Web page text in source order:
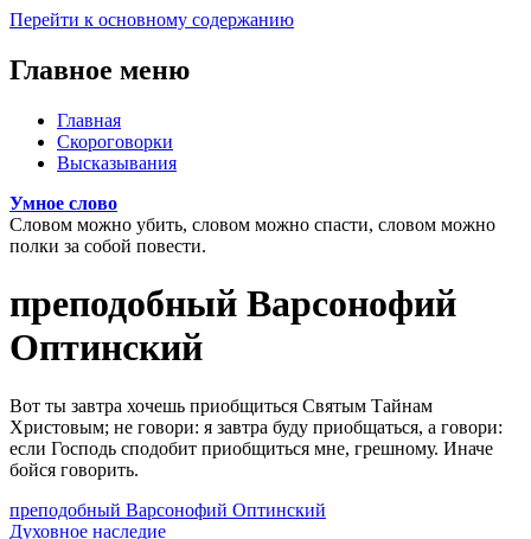
Перейти к основному содержанию
Главное меню
Главная
Скороговорки
Высказывания
Умное слово
Словом можно убить, словом можно спасти, словом можно
полки за собой повести.
преподобный Варсонофий
Оптинский
Вот ты завтра хочешь приобщиться Святым Тайнам
Христовым; не говори: я завтра буду приобщаться, а говори:
если Господь сподобит приобщиться мне, грешному. Иначе
бойся говорить.
преподобный Варсонофий Оптинский
Духовное наследие